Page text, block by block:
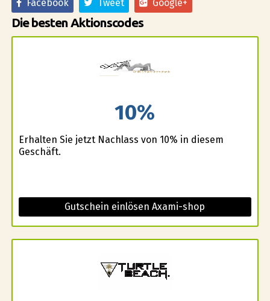
Facebook Tweet Google+
Die besten Aktionscodes
10%
Erhalten Sie jetzt Nachlass von 10% in diesem
Geschäft.
Gutschein einlösen Axami-shop